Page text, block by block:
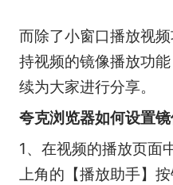
而除了小窗口播放视
持视频的镜像播放功
续为大家进行分享。
夸克浏览器如何设置
1、在视频的播放页面
上角的【播放助手】